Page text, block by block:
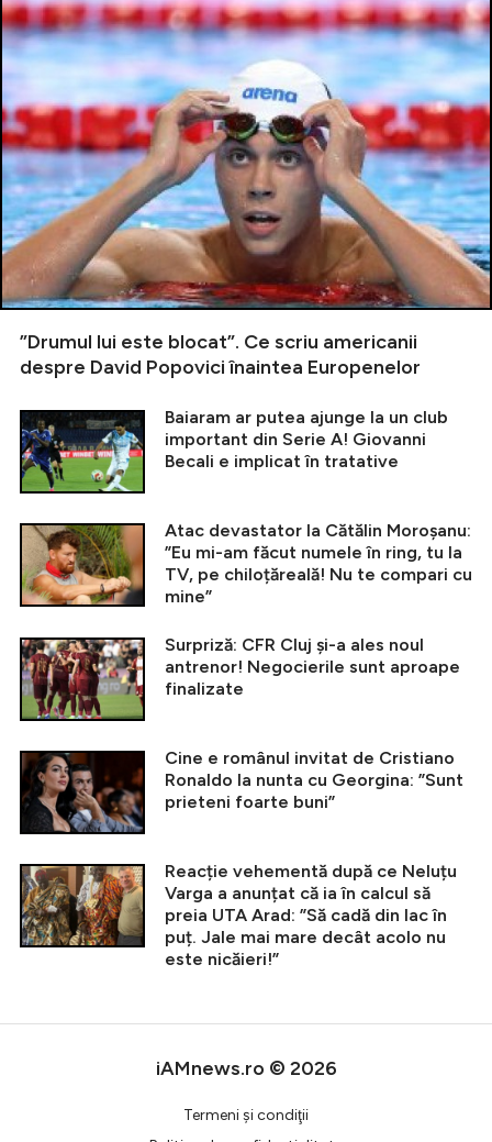
”Drumul lui este blocat”. Ce scriu americanii
despre David Popovici înaintea Europenelor
Baiaram ar putea ajunge la un club
important din Serie A! Giovanni
Becali e implicat în tratative
Atac devastator la Cătălin Moroșanu:
”Eu mi-am făcut numele în ring, tu la
TV, pe chiloțăreală! Nu te compari cu
mine”
Surpriză: CFR Cluj și-a ales noul
antrenor! Negocierile sunt aproape
finalizate
Cine e românul invitat de Cristiano
Ronaldo la nunta cu Georgina: ”Sunt
prieteni foarte buni”
Reacție vehementă după ce Neluțu
Varga a anunțat că ia în calcul să
preia UTA Arad: ”Să cadă din lac în
puț. Jale mai mare decât acolo nu
este nicăieri!”
iAMnews.ro © 2026
Termeni şi condiţii